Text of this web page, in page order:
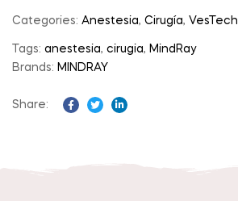
Categories: Anestesia, Cirugía, VesTech
Tags: anestesia, cirugia, MindRay
Brands: MINDRAY
Share: